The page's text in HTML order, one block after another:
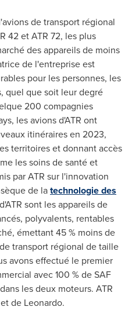
de transport régional
42 et ATR 72, les plus
des appareils de moins
de l'entreprise est
pour les personnes, les
quel que soit leur degré
200 compagnies
les avions d'ATR ont
itinéraires en 2023,
territoires et donnant accès
les soins de santé et
par ATR sur l'innovation
de latechnologie des
sont les appareils de
polyvalents, rentables
émettant 45 % moins de
transport régional de taille
avons effectué le premier
avec 100 % de SAF
les deux moteurs. ATR
de Leonardo.